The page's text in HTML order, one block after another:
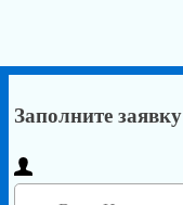
Заполните заявку